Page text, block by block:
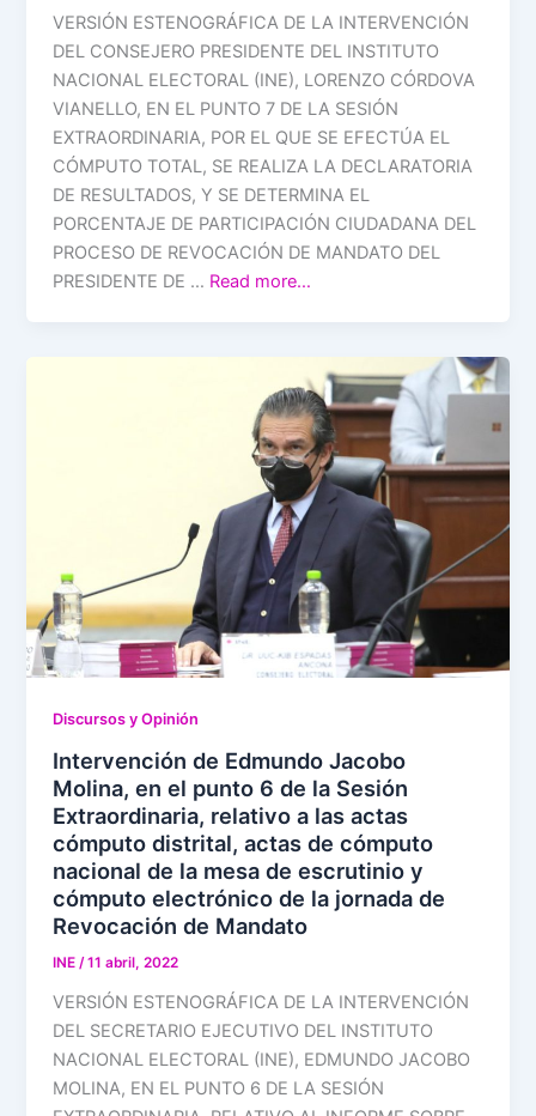
VERSIÓN ESTENOGRÁFICA DE LA INTERVENCIÓN
DEL CONSEJERO PRESIDENTE DEL INSTITUTO
NACIONAL ELECTORAL (INE), LORENZO CÓRDOVA
VIANELLO, EN EL PUNTO 7 DE LA SESIÓN
EXTRAORDINARIA, POR EL QUE SE EFECTÚA EL
CÓMPUTO TOTAL, SE REALIZA LA DECLARATORIA
DE RESULTADOS, Y SE DETERMINA EL
PORCENTAJE DE PARTICIPACIÓN CIUDADANA DEL
PROCESO DE REVOCACIÓN DE MANDATO DEL
PRESIDENTE DE … Read more…
Discursos y Opinión
Intervención de Edmundo Jacobo
Molina, en el punto 6 de la Sesión
Extraordinaria, relativo a las actas
cómputo distrital, actas de cómputo
nacional de la mesa de escrutinio y
cómputo electrónico de la jornada de
Revocación de Mandato
INE /11 abril, 2022
VERSIÓN ESTENOGRÁFICA DE LA INTERVENCIÓN
DEL SECRETARIO EJECUTIVO DEL INSTITUTO
NACIONAL ELECTORAL (INE), EDMUNDO JACOBO
MOLINA, EN EL PUNTO 6 DE LA SESIÓN